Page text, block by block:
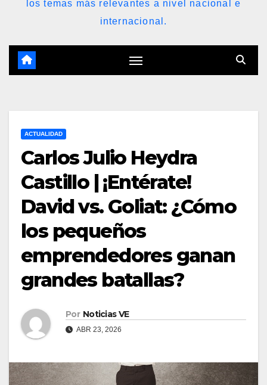
los temas más relevantes a nivel nacional e
internacional.
ACTUALIDAD
Carlos Julio Heydra
Castillo | ¡Entérate!
David vs. Goliat: ¿Cómo
los pequeños
emprendedores ganan
grandes batallas?
Por Noticias VE
ABR 23, 2026